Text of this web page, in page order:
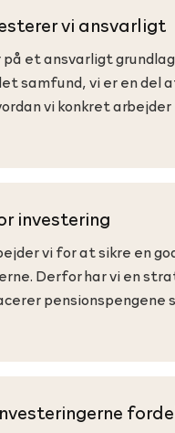
vi ansvarligt
et ansvarligt
samfund, vi er en del
vi konkret
investering
vi for at sikre en
Derfor har vi en
pensionspengene